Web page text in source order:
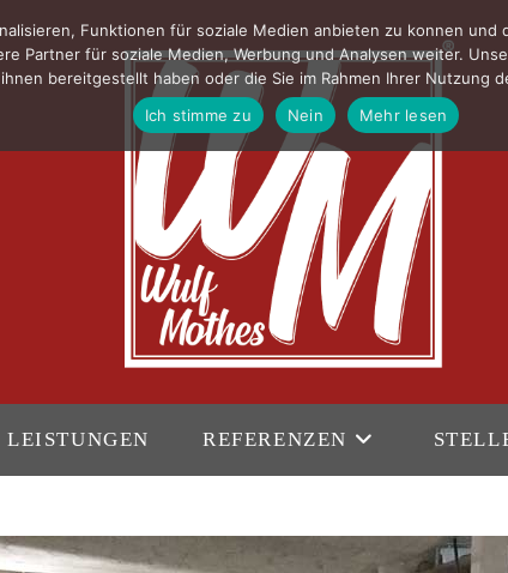
LEISTUNGEN REFERENZEN
Funktionen für soziale Medien anbieten zu konnen
Partner für soziale Medien, Werbung und Analysen weiter.
bereitgestellt haben oder die Sie im Rahmen Ihrer Nutzung
Ich stimme zu
Nein Mehr lesen